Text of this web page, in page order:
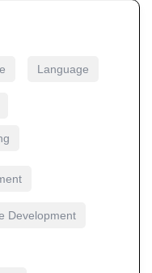
Language
Development